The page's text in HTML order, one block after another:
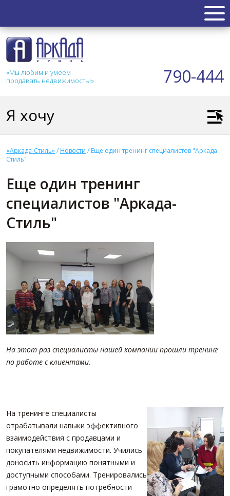
«Мы любим и умеем
продавать недвижимость!»
790-444
НЕДВИЖИМОСТЬ
Таунхаус
Коммерческая
АКЦИИ
О НАС
Достижения
Я хочу
Расширенный поиск
«Аркада-Стиль»/ Новости / Еще один тренинг специалистов "Аркада-
Стиль"
Еще один тренинг
специалистов "Аркада-
Стиль"
На этот раз специалисты нашей компании прошли тренинг
по работе с клиентами.
На тренинге специалисты
отрабатывали навыки эффективного
взаимодействия с продавцами и
покупателями недвижимости. Учились
доносить информацию понятными и
доступными способами. Тренировались
грамотно определять потребности